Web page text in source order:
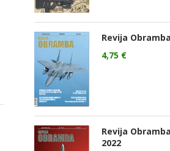
Revija
4,75 €
Revija
2022